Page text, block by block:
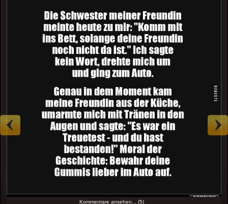
Kommentare ansehen... (5)